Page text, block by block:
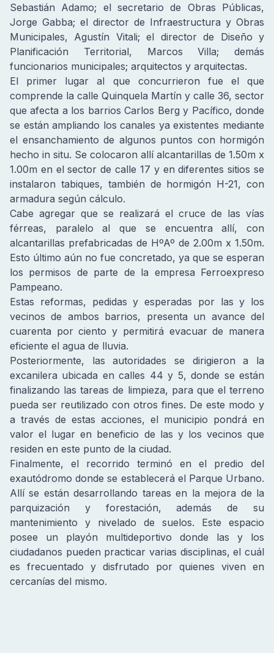
Sebastián Adamo; el secretario de Obras Públicas,
Jorge Gabba; el director de Infraestructura y Obras
Municipales, Agustín Vitali; el director de Diseño y
Planificación Territorial, Marcos Villa; demás
funcionarios municipales; arquitectos y arquitectas.
El primer lugar al que concurrieron fue el que
comprende la calle Quinquela Martín y calle 36, sector
que afecta a los barrios Carlos Berg y Pacífico, donde
se están ampliando los canales ya existentes mediante
el ensanchamiento de algunos puntos con hormigón
hecho in situ. Se colocaron allí alcantarillas de 1.50m x
1.00m en el sector de calle 17 y en diferentes sitios se
instalaron tabiques, también de hormigón H-21, con
armadura según cálculo.
Cabe agregar que se realizará el cruce de las vías
férreas, paralelo al que se encuentra allí, con
alcantarillas prefabricadas de HºAº de 2.00m x 1.50m.
Esto último aún no fue concretado, ya que se esperan
los permisos de parte de la empresa Ferroexpreso
Pampeano.
Estas reformas, pedidas y esperadas por las y los
vecinos de ambos barrios, presenta un avance del
cuarenta por ciento y permitirá evacuar de manera
eficiente el agua de lluvia.
Posteriormente, las autoridades se dirigieron a la
excanilera ubicada en calles 44 y 5, donde se están
finalizando las tareas de limpieza, para que el terreno
pueda ser reutilizado con otros fines. De este modo y
a través de estas acciones, el municipio pondrá en
valor el lugar en beneficio de las y los vecinos que
residen en este punto de la ciudad.
Finalmente, el recorrido terminó en el predio del
exautódromo donde se establecerá el Parque Urbano.
Allí se están desarrollando tareas en la mejora de la
parquización y forestación, además de su
mantenimiento y nivelado de suelos. Este espacio
posee un playón multideportivo donde las y los
ciudadanos pueden practicar varias disciplinas, el cuál
es frecuentado y disfrutado por quienes viven en
cercanías del mismo.